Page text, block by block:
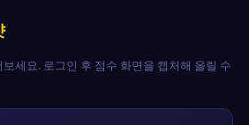
세요. 로그인 후 점수 화면을 캡처해 올릴 수